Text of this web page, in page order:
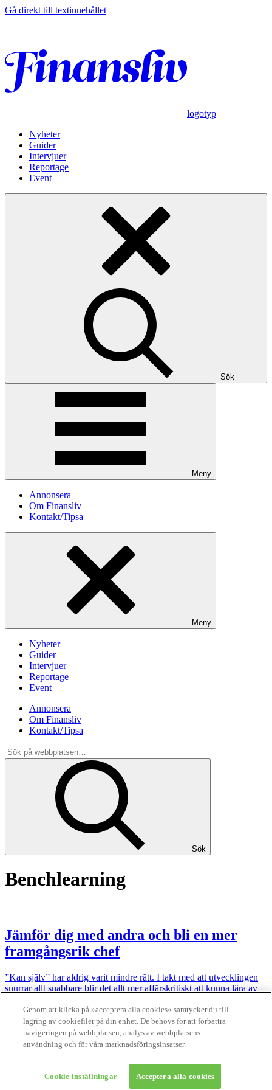
Gå direkt till textinnehållet
logotyp
Nyheter
Guider
Intervjuer
Reportage
Event
Sök
Meny
Annonsera
Om Finansliv
Kontakt/Tipsa
Meny
Nyheter
Guider
Intervjuer
Reportage
Event
Annonsera
Om Finansliv
Kontakt/Tipsa
Sök
Benchlearning
Jämför dig med andra och bli en mer
framgångsrik chef
”Kan själv” har aldrig varit mindre rätt. I takt med att utvecklingen
snurrar allt snabbare blir det allt mer affärskritiskt att kunna lära av
benchlearning.
Finansliv ägs av Finansliv Sverige AB, 556784-8741.
Finansliv producerades av Tidningen Journalisten AB till 30 juni
Om Finansliv
Genom att klicka på »acceptera alla cookies« samtycker du till
lagring av cookiefiler på din enhet. De behövs för att förbättra
navigeringen på webbplatsen, analys av webbplatsens
användning och för våra marknadsföringsinsatser.
Cookie-inställningar Acceptera alla cookies